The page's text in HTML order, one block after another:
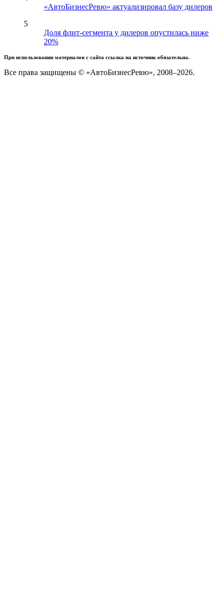
«АвтоБизнесРевю» актуализировал базу дилеров
5
Доля флит-сегмента у дилеров опустилась ниже
20%
При использовании материалов с сайта ссылка на источник обязательна.
Все права защищены © «АвтоБизнесРевю», 2008–2026.